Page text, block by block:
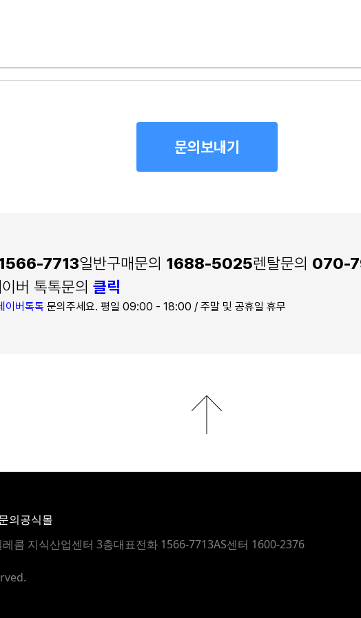
7713일반구매문의 1688-5025렌탈문의 070-
버 톡톡문의 클릭
이버톡톡 문의주세요. 평일 09:00 - 18:00 / 주말 및 공휴일 휴무
의공식몰
콤 지식산업센터 3층대표전화 1566-7713AS센터 1600-2376